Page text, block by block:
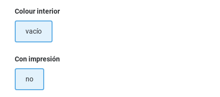
Seleccione
Colour interior
vacío
Seleccione
Con impresión
no